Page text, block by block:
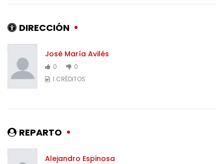
DIRECCIÓN
José María Avilés
0
0
1 CRÉDITOS
REPARTO
Alejandro Espinosa